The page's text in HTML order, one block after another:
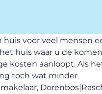
voor veel mensen
huis waar u de
kosten aanloopt. Als
toch wat minder